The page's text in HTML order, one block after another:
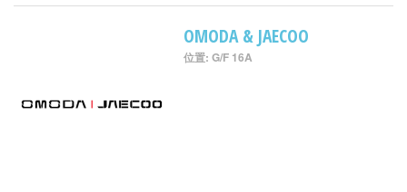
OMODA & JAECOO
位置: G/F 16A